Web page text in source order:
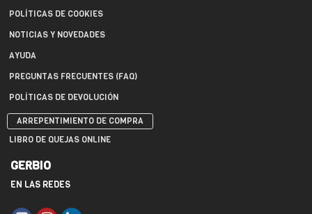
POLÍTICAS DE COOKIES
NOTICIAS Y NOVEDADES
AYUDA
PREGUNTAS FRECUENTES (FAQ)
POLÍTICAS DE DEVOLUCIÓN
ARREPENTIMIENTO DE COMPRA
LIBRO DE QUEJAS ONLINE
GERBIO
EN LAS REDES